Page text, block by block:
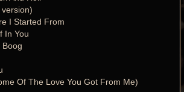
I Started From
In You
Boog
Of The Love You Got From Me)